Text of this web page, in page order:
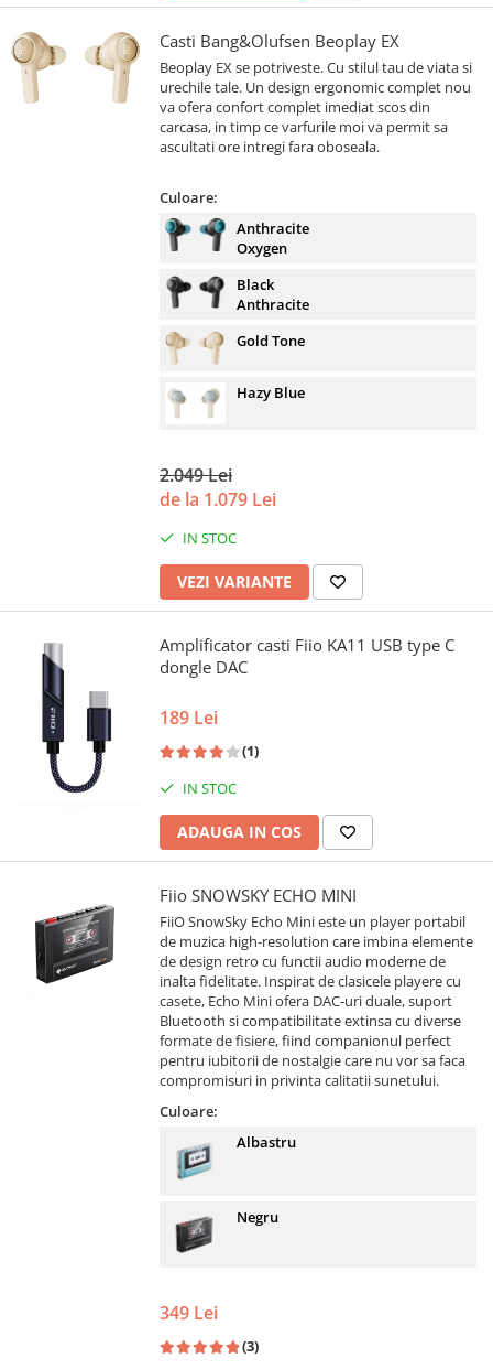
Casti Bang&Olufsen Beoplay EX
Beoplay EX se potriveste. Cu stilul tau de viata si
urechile tale. Un design ergonomic complet nou
va ofera confort complet imediat scos din
carcasa, in timp ce varfurile moi va permit sa
ascultati ore intregi fara oboseala.
Culoare:
Anthracite
Oxygen
Black
Anthracite
Gold Tone
Hazy Blue
2.049 Lei
de la 1.079 Lei
IN STOC
VEZI VARIANTE
Amplificator casti Fiio KA11 USB type C
dongle DAC
189 Lei
(1)
IN STOC
ADAUGA IN COS
Fiio SNOWSKY ECHO MINI
FiiO SnowSky Echo Mini este un player portabil
de muzica high-resolution care imbina elemente
de design retro cu functii audio moderne de
inalta fidelitate. Inspirat de clasicele playere cu
casete, Echo Mini ofera DAC-uri duale, suport
Bluetooth si compatibilitate extinsa cu diverse
formate de fisiere, fiind companionul perfect
pentru iubitorii de nostalgie care nu vor sa faca
compromisuri in privinta calitatii sunetului.
Culoare:
Albastru
Negru
349 Lei
(3)